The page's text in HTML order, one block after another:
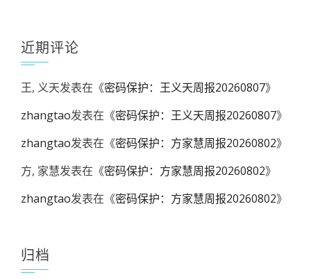
近期评论
王, 义天发表在《密码保护：王义天周报20260807》
zhangtao发表在《密码保护：王义天周报20260807》
zhangtao发表在《密码保护：方家慧周报20260802》
方, 家慧发表在《密码保护：方家慧周报20260802》
zhangtao发表在《密码保护：方家慧周报20260802》
归档